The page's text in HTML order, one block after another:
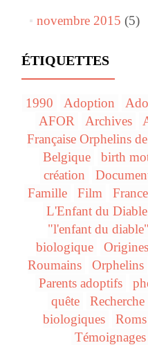
novembre 2015 (5)
ÉTIQUETTES
1990 Adoption
AFOR
Archives
Française Orphelins
Belgique
birth
création
Famille
Film France
L'Enfant du Diable
"l'enfant du diable"
biologique
Origines
Roumains
Orphelins
Parents adoptifs
quête
Recherche
biologiques
Roms
Témoignages